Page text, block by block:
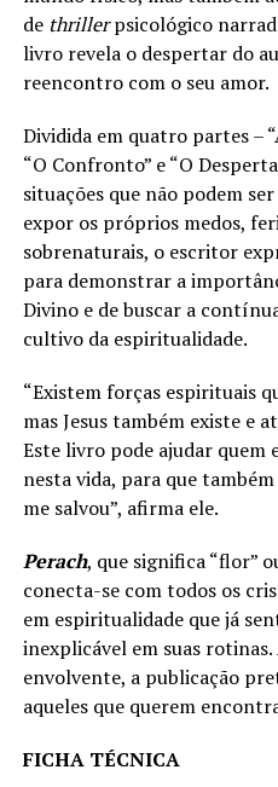
de thrillerpsicológico
livro revela o despertar do
reencontro com o seu amor.
Dividida em quatro partes –
“O Confronto” e “O
situações que não podem
expor os próprios medos,
sobrenaturais, o escritor
para demonstrar a
Divino e de buscar a
cultivo da espiritualidade.
“Existem forças espirituais
mas Jesus também existe e
Este livro pode ajudar quem
nesta vida, para que
me salvou”, afirma ele.
Perach, que significa “flor”
conecta-se com todos os
em espiritualidade que já
inexplicável em suas
envolvente, a publicação
aqueles que querem
FICHA TÉCNICA